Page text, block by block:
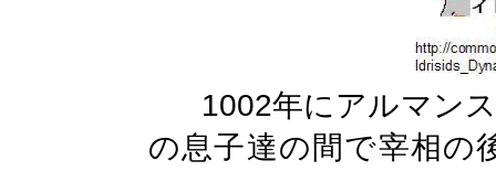
1002年にアルマン
の息子達の間で宰相の